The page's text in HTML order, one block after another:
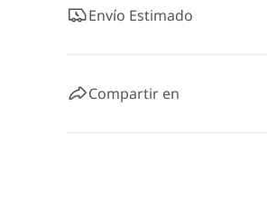
Envío Estimado
Compartir en